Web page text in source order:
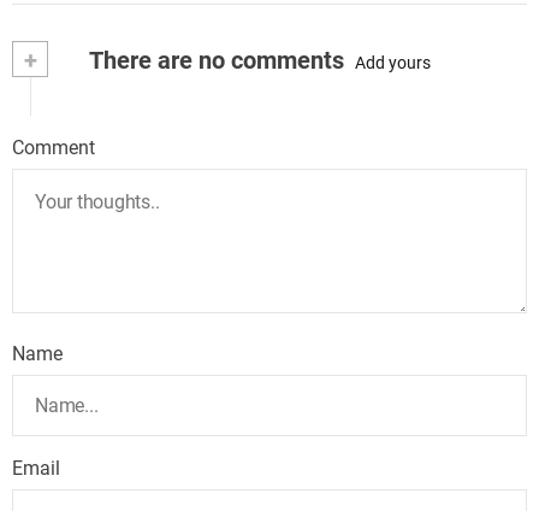
+ There are no comments Add yours
Comment
Name
Email